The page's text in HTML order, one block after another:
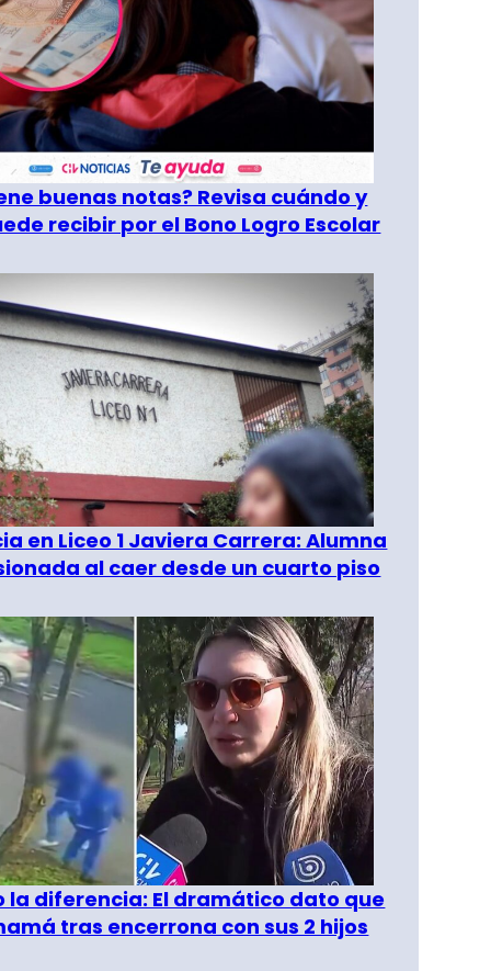
buenas notas? Revisa cuándo y
recibir por el Bono Logro Escolar
en Liceo 1 Javiera Carrera: Alumna
al caer desde un cuarto piso
la diferencia: El dramático dato que
tras encerrona con sus 2 hijos